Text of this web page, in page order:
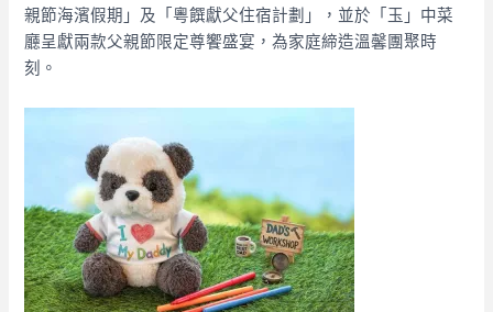
親節海濱假期」及「粵饌獻父住宿計劃」，並於「玉」中菜
廳呈獻兩款父親節限定尊饗盛宴，為家庭締造溫馨團聚時
刻。